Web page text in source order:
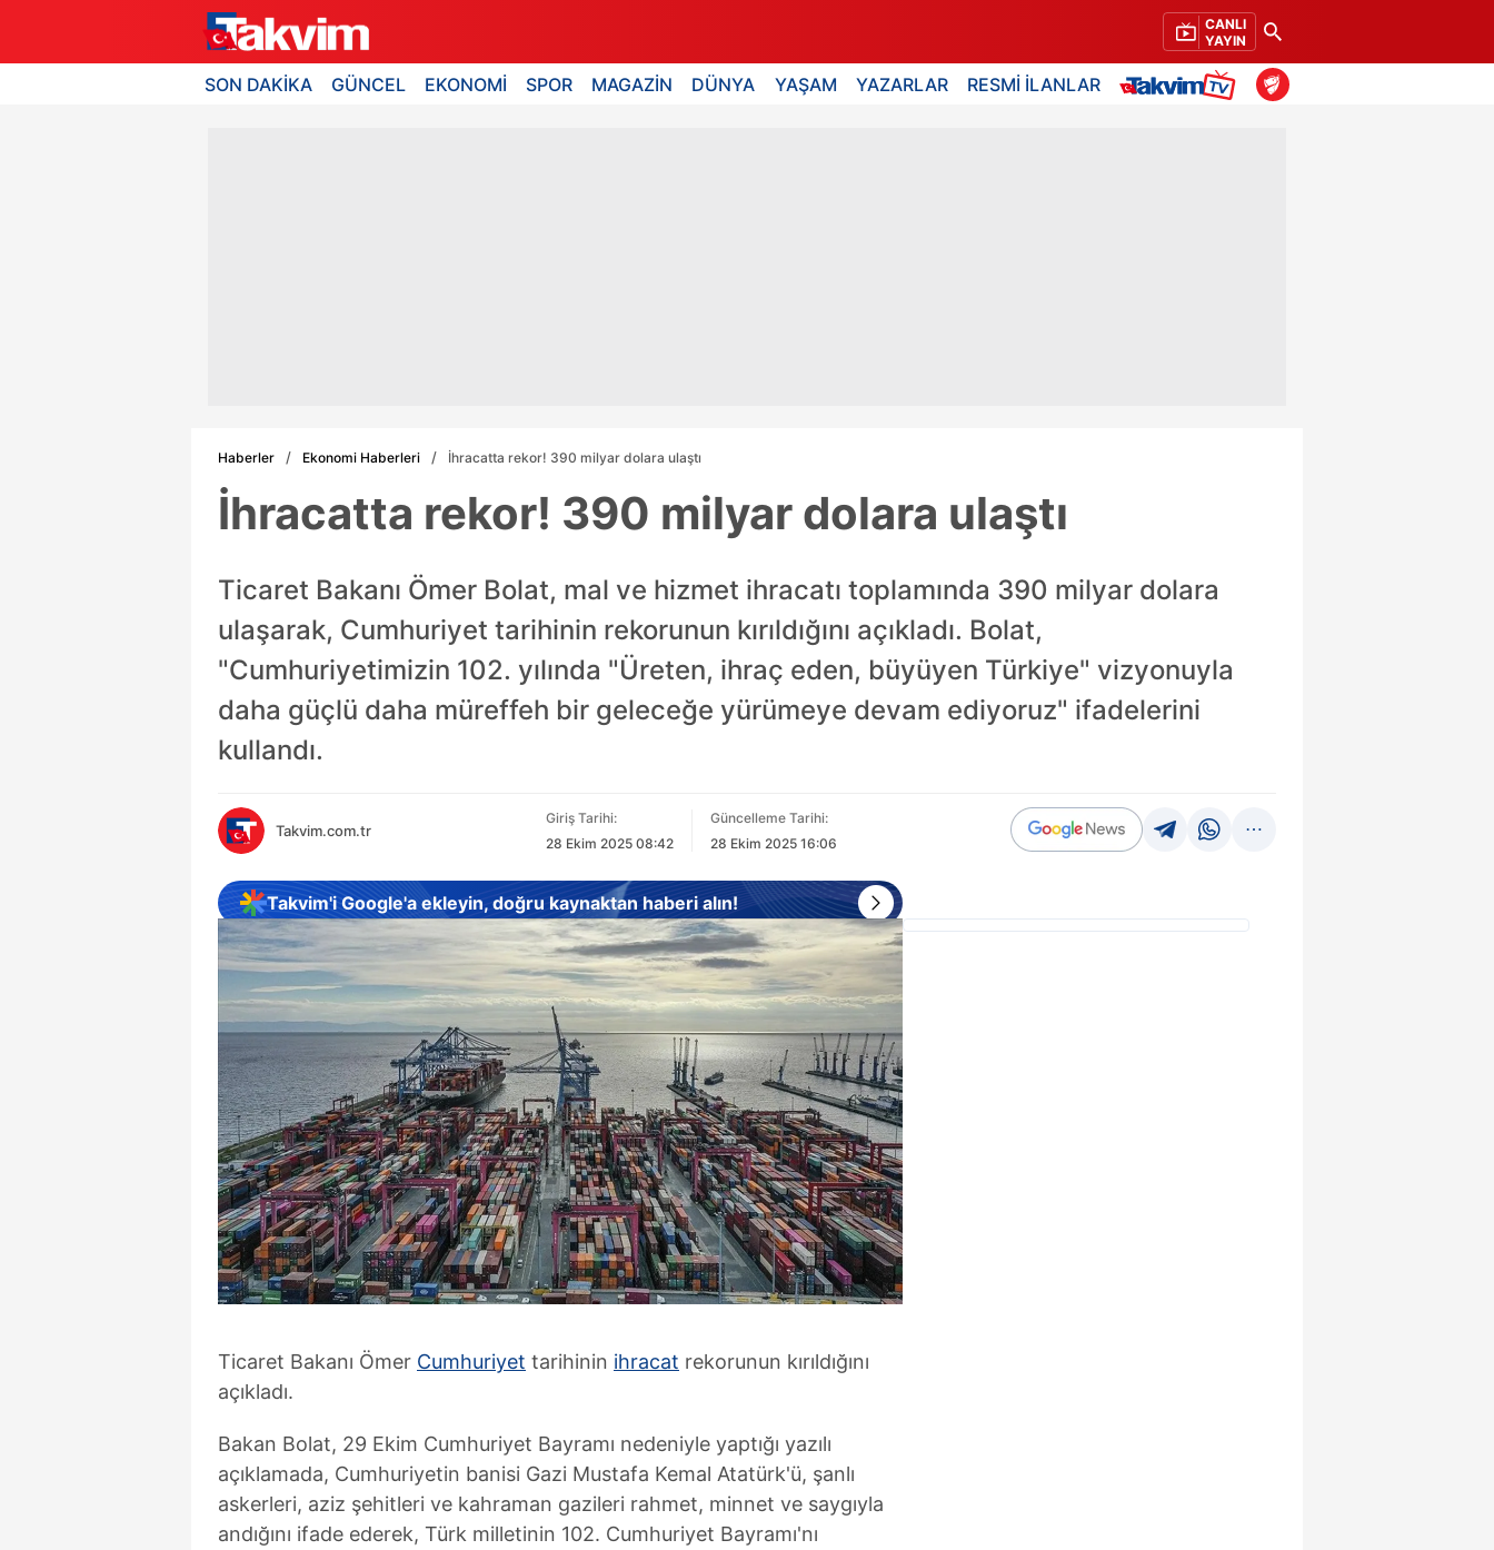
CANLI
YAYIN
SON DAKİKA GÜNCEL EKONOMİ SPOR MAGAZİN DÜNYA YAŞAM YAZARLAR RESMİ İLANLAR
Haberler Ekonomi Haberleri İhracatta rekor! 390 milyar dolara ulaştı
İhracatta rekor! 390 milyar dolara ulaştı
Ticaret Bakanı Ömer Bolat, mal ve hizmet ihracatı toplamında 390 milyar dolara
ulaşarak, Cumhuriyet tarihinin rekorunun kırıldığını açıkladı. Bolat,
"Cumhuriyetimizin 102. yılında "Üreten, ihraç eden, büyüyen Türkiye" vizyonuyla
daha güçlü daha müreffeh bir geleceğe yürümeye devam ediyoruz" ifadelerini
kullandı.
Takvim.com.tr
Giriş Tarihi:
28 Ekim 2025 08:42
Güncelleme Tarihi:
28 Ekim 2025 16:06
Takvim'i Google'a ekleyin, doğru kaynaktan haberi alın!
Ticaret Bakanı Ömer Cumhuriyet tarihinin ihracat rekorunun kırıldığını
açıkladı.
Bakan Bolat, 29 Ekim Cumhuriyet Bayramı nedeniyle yaptığı yazılı
açıklamada, Cumhuriyetin banisi Gazi Mustafa Kemal Atatürk'ü, şanlı
askerleri, aziz şehitleri ve kahraman gazileri rahmet, minnet ve saygıyla
andığını ifade ederek, Türk milletinin 102. Cumhuriyet Bayramı'nı